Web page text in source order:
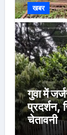
खबर
गुवा में
प्रदर्शन,
चेतावनी